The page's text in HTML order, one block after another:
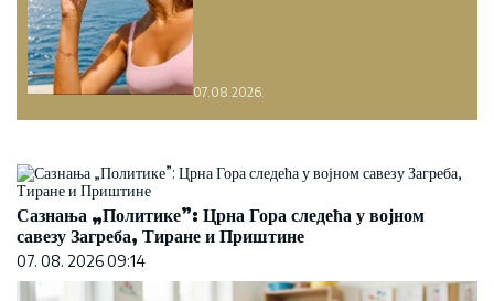
07.08.2026.
Сазнања „Политике”: Црна Гора следећа у војном
савезу Загреба, Тиране и Приштине
07. 08. 2026 09:14